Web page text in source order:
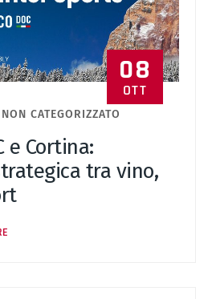
08
OTT
NON CATEGORIZZATO
e Cortina:
tra vino,